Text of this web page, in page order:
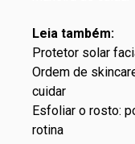
Leia também:
Protetor solar
Ordem de
cuidar
Esfoliar o rosto:
rotina